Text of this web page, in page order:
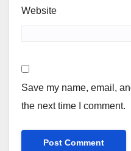
Website
Save my name, email,
the next time I comment.